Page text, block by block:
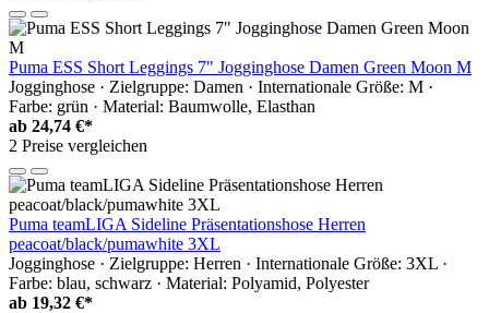
Puma ESS Short Leggings 7" Jogginghose Damen Green Moon M
Jogginghose · Zielgruppe: Damen · Internationale Größe: M ·
Farbe: grün · Material: Baumwolle, Elasthan
ab 24,74 €*
2 Preise vergleichen
Puma teamLIGA Sideline Präsentationshose Herren
peacoat/black/pumawhite 3XL
Jogginghose · Zielgruppe: Herren · Internationale Größe: 3XL ·
Farbe: blau, schwarz · Material: Polyamid, Polyester
ab 19,32 €*